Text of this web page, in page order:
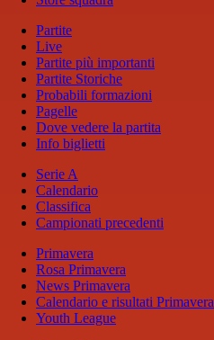
Partite
Live
Partite più importanti
Partite Storiche
Probabili formazioni
Pagelle
Dove vedere la partita
Info biglietti
Serie A
Calendario
Classifica
Campionati precedenti
Primavera
Rosa Primavera
News Primavera
Calendario e risultati Primavera
Youth League